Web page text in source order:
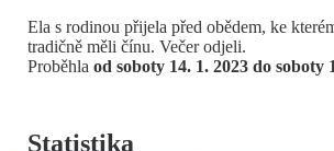
Ela s rodinou přijela před obědem, ke
tradičně měli čínu. Večer odjeli.
Proběhla od soboty 14. 1. 2023 do soboty
Statistika